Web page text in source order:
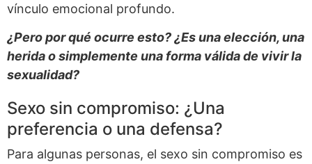
vínculo emocional profundo.
¿Pero por qué ocurre esto? ¿Es una elección, una
herida o simplemente una forma válida de vivir la
sexualidad?
Sexo sin compromiso: ¿Una
preferencia o una defensa?
Para algunas personas, el sexo sin compromiso es